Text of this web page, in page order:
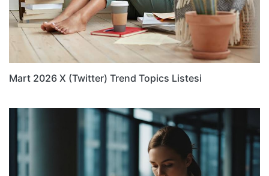
Mart 2026 X (Twitter) Trend Topics Listesi